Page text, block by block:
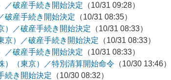
／破産手続き開始決定 （10/31 09:28）
破産手続き開始決定 （10/31 08:35）
）／破産手続き開始決定 （10/31 08:33）
京）／破産手続き開始決定 （10/31 08:33）
／破産手続き開始決定 （10/31 08:33）
）（東京）／特別清算開始命令 （10/30 13:46）
続き開始決定 （10/30 08:32）